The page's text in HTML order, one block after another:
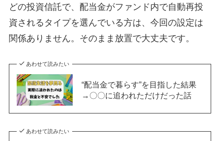
どの投資信託で、配当金がファンド内で自動再投
資されるタイプを選んでいる方は、今回の設定は
関係ありません。そのまま放置で大丈夫です。
あわせて読みたい
“配当金で暮らす”を目指した結果
→〇〇に追われただけだった話
あわせて読みたい